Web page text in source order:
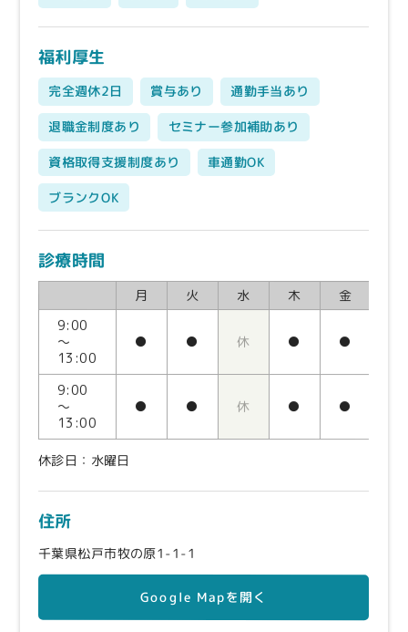
福利厚生
完全週休2日 賞与あり 通勤手当あり
退職金制度あり セミナー参加補助あり
資格取得支援制度あり 車通勤OK
ブランクOK
診療時間
月 火 水 木 金
9:00
～
13:00
● ● 休 ● ●
9:00
～
13:00
● ● 休 ● ●
休診日：水曜日
住所
千葉県松戸市牧の原1-1-1
Google Mapを開く